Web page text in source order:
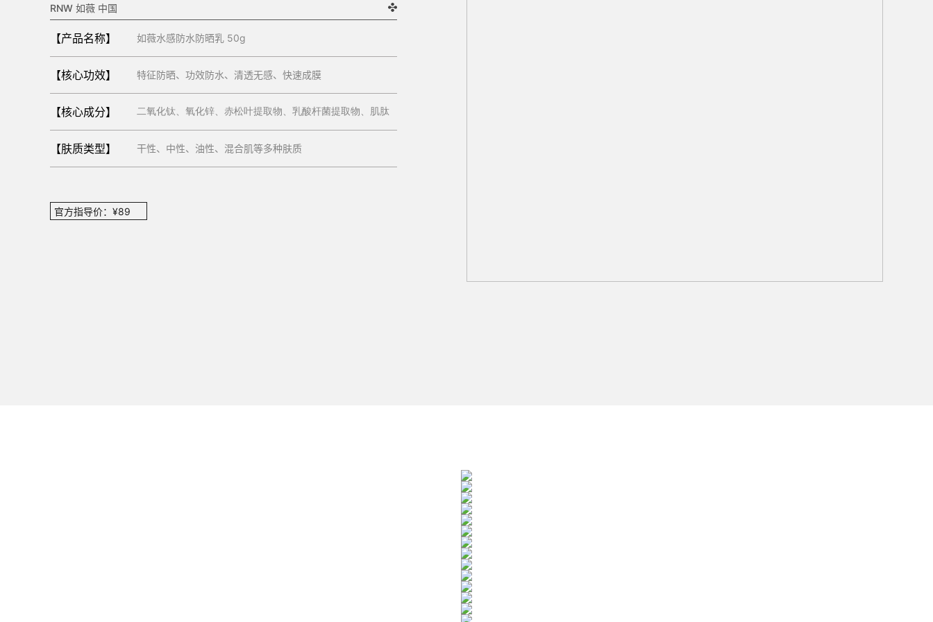
RNW 如薇 中国
【产品名称】 如薇水感防水防晒乳 50g
【核心功效】 特征防晒、功效防水、清透无感、快速成膜
【核心成分】 二氧化钛、氧化锌、赤松叶提取物、乳酸杆菌提取物、肌肽
【肤质类型】 干性、中性、油性、混合肌等多种肤质
官方指导价：¥89